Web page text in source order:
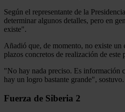
Según el representante de la
determinar algunos detalles, pero en
existe".
Añadió que, de momento, no existe un
plazos concretos de realización de este
"No hay nada preciso. Es información
hay un logro bastante grande", sostuvo.
Fuerza de Siberia 2